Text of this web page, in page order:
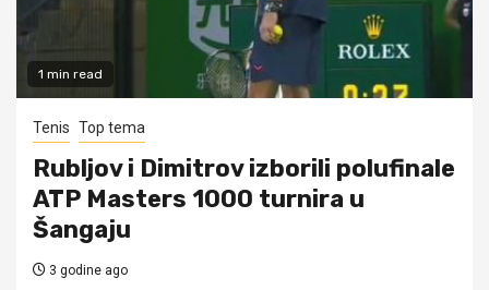
1 min read
Tenis Top tema
Rubljov i Dimitrov izborili polufinale
ATP Masters 1000 turnira u
Šangaju
3 godine ago